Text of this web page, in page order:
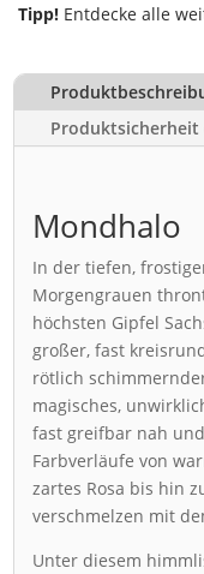
Tipp! Entdecke alle
Produktsicherheit
Mondhalo
In der tiefen,
Morgengrauen
höchsten Gipfel
großer, fast
rötlich
magisches,
fast greifbar nah
Farbverläufe von
zartes Rosa bis hin
verschmelzen mit
Unter diesem